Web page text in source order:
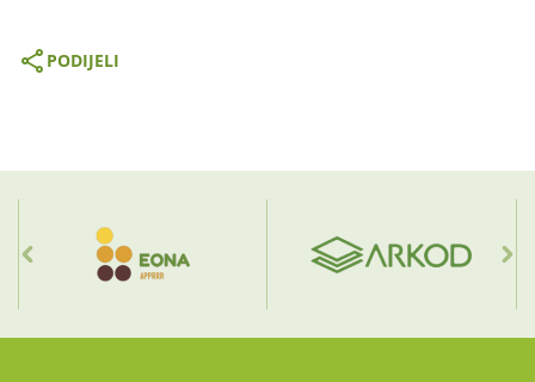
PODIJELI